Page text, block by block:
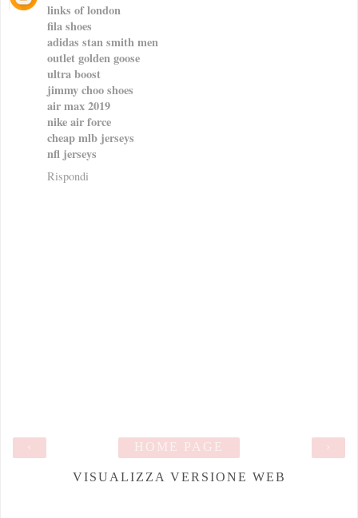
links of london
fila shoes
adidas stan smith men
outlet golden goose
ultra boost
jimmy choo shoes
air max 2019
nike air force
cheap mlb jerseys
nfl jerseys
Rispondi
›
HOME PAGE
VISUALIZZA VERSIONE WEB